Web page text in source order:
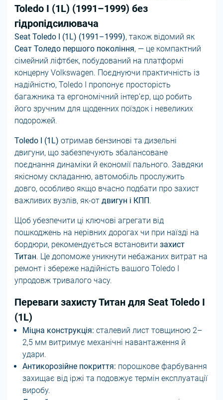
Toledo I (1L) (1991–1999) без
гідропідсилювача
Seat Toledo I (1L) (1991–1999), також відомий як
Сеат Толедо першого покоління, — це компактний
сімейний ліфтбек, побудований на платформі
концерну Volkswagen. Поєднуючи практичність із
надійністю, Toledo I пропонує просторість
багажника та ергономічний інтер’єр, що робить
його зручним для щоденних поїздок і невеликих
подорожей.
Toledo I (1L) отримав бензинові та дизельні
двигуни, що забезпечують збалансоване
поєднання динаміки й економії пального. Завдяки
якісному складанню, автомобіль прослужить
довго, особливо якщо вчасно подбати про захист
важливих вузлів, як-от двигун і КПП.
Щоб убезпечити ці ключові агрегати від
пошкоджень на нерівних дорогах чи при наїзді на
бордюри, рекомендується встановити захист
Титан. Це допоможе уникнути небажаних витрат на
ремонт і збереже надійність вашого Toledo I
упродовж тривалого часу.
Переваги захисту Титан для Seat Toledo I
(1L)
Міцна конструкція: сталевий лист товщиною 2–
2,5 мм витримує механічні навантаження й
удари.
Антикорозійне покриття: порошкове фарбування
захищає від іржі та подовжує термін експлуатації
виробу.